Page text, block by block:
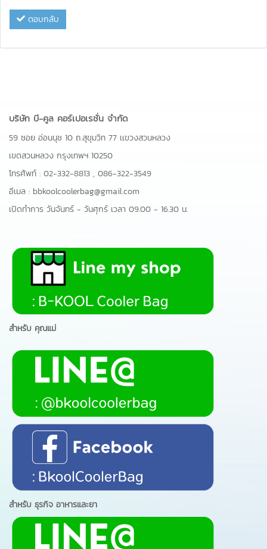
ตอบกลับ
บริษัท บี-คูล คอร์เปอเรชั่น จำกัด
59 ซอย อ่อนนุช 10 ถ.สุขุมวิท 77 เเขวงสวนหลวง
เขตสวนหลวง กรุงเทพฯ 10250
โทรศัพท์ : 02-332-8813 , 086-322-3549
อีเมล : bbkoolcoolerbag@gmail.com
เปิดทำการ วันจันทร์ - วันศุกร์ เวลา 09.00 - 16.30 น.
สำหรับ คุณแม่
สำหรับ ธุรกิจ อาหารและยา